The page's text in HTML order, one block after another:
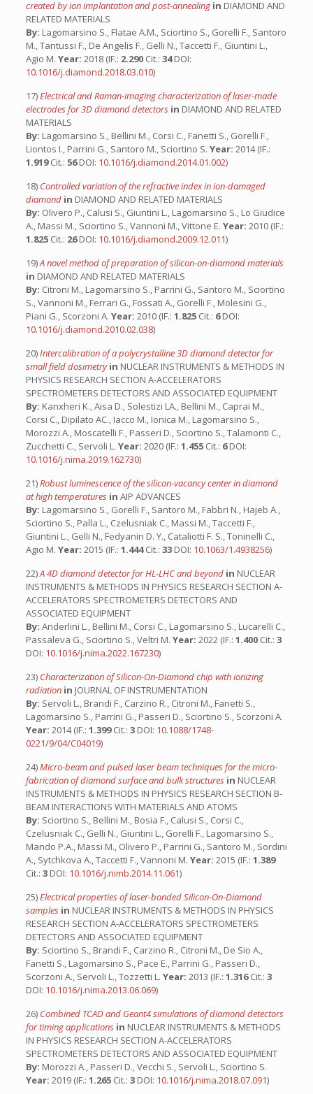
created by ion implantation and post-annealing in DIAMOND AND
RELATED MATERIALS
By: Lagomarsino S., Flatae A.M., Sciortino S., Gorelli F., Santoro
M., Tantussi F., De Angelis F., Gelli N., Taccetti F., Giuntini L.,
Agio M. Year: 2018 (IF.: 2.290 Cit.: 34DOI:
10.1016/j.diamond.2018.03.010)
17)Electrical and Raman-imaging characterization of laser-made
electrodes for 3D diamond detectors in DIAMOND AND RELATED
MATERIALS
By: Lagomarsino S., Bellini M., Corsi C., Fanetti S., Gorelli F.,
Liontos I., Parrini G., Santoro M., Sciortino S. Year: 2014 (IF.:
1.919Cit.: 56DOI: 10.1016/j.diamond.2014.01.002)
18) Controlled variation of the refractive index in ion-damaged
diamond in DIAMOND AND RELATED MATERIALS
By: Olivero P., Calusi S., Giuntini L., Lagomarsino S., Lo Giudice
A., Massi M., Sciortino S., Vannoni M., Vittone E. Year: 2010 (IF.:
1.825 Cit.: 26DOI: 10.1016/j.diamond.2009.12.011)
19)A novel method of preparation of silicon-on-diamond materials
in DIAMOND AND RELATED MATERIALS
By: Citroni M., Lagomarsino S., Parrini G., Santoro M., Sciortino
S., Vannoni M., Ferrari G., Fossati A., Gorelli F., Molesini G.,
Piani G., Scorzoni A. Year: 2010 (IF.: 1.825 Cit.: 6DOI:
10.1016/j.diamond.2010.02.038)
20)Intercalibration of a polycrystalline 3D diamond detector for
small field dosimetryin NUCLEAR INSTRUMENTS & METHODS IN
PHYSICS RESEARCH SECTION A-ACCELERATORS
SPECTROMETERS DETECTORS AND ASSOCIATED EQUIPMENT
By: Kanxheri K., Aisa D., Solestizi LA., Bellini M., Caprai M.,
Corsi C., Dipilato AC., Iacco M., Ionica M., Lagomarsino S.,
Morozzi A., Moscatelli F., Passeri D., Sciortino S., Talamonti C.,
Zucchetti C., Servoli L. Year: 2020 (IF.: 1.455 Cit.: 6DOI:
10.1016/j.nima.2019.162730)
21)Robust luminescence of the silicon-vacancy center in diamond
at high temperatures in AIP ADVANCES
By: Lagomarsino S., Gorelli F., Santoro M., Fabbri N., Hajeb A.,
Sciortino S., Palla L., Czelusniak C., Massi M., Taccetti F.,
Giuntini L., Gelli N., Fedyanin D. Y., Cataliotti F. S., Toninelli C.,
Agio M. Year: 2015 (IF.: 1.444Cit.: 33 DOI: 10.1063/1.4938256)
22)A 4D diamond detector for HL-LHC and beyond in NUCLEAR
INSTRUMENTS & METHODS IN PHYSICS RESEARCH SECTION A-
ACCELERATORS SPECTROMETERS DETECTORS AND
ASSOCIATED EQUIPMENT
By: Anderlini L., Bellini M., Corsi C., Lagomarsino S., Lucarelli C.,
Passaleva G., Sciortino S., Veltri M. Year: 2022 (IF.: 1.400 Cit.: 3
DOI: 10.1016/j.nima.2022.167230)
23) Characterization of Silicon-On-Diamond chip with ionizing
radiation in JOURNAL OF INSTRUMENTATION
By: Servoli L., Brandi F., Carzino R., Citroni M., Fanetti S.,
Lagomarsino S., Parrini G., Passeri D., Sciortino S., Scorzoni A.
Year: 2014 (IF.: 1.399Cit.: 3 DOI: 10.1088/1748-
0221/9/04/C04019)
24)Micro-beam and pulsed laser beam techniques for the micro-
fabrication of diamond surface and bulk structures in NUCLEAR
INSTRUMENTS & METHODS IN PHYSICS RESEARCH SECTION B-
BEAM INTERACTIONS WITH MATERIALS AND ATOMS
By: Sciortino S., Bellini M., Bosia F., Calusi S., Corsi C.,
Czelusniak C., Gelli N., Giuntini L., Gorelli F., Lagomarsino S.,
Mando P.A., Massi M., Olivero P., Parrini G., Santoro M., Sordini
A., Sytchkova A., Taccetti F., Vannoni M. Year: 2015 (IF.: 1.389
Cit.: 3 DOI: 10.1016/j.nimb.2014.11.061)
25)Electrical properties of laser-bonded Silicon-On-Diamond
samples in NUCLEAR INSTRUMENTS & METHODS IN PHYSICS
RESEARCH SECTION A-ACCELERATORS SPECTROMETERS
DETECTORS AND ASSOCIATED EQUIPMENT
By: Sciortino S., Brandi F., Carzino R., Citroni M., De Sio A.,
Fanetti S., Lagomarsino S., Pace E., Parrini G., Passeri D.,
Scorzoni A., Servoli L., Tozzetti L. Year: 2013 (IF.: 1.316Cit.: 3
DOI: 10.1016/j.nima.2013.06.069)
26) Combined TCAD and Geant4 simulations of diamond detectors
for timing applications in NUCLEAR INSTRUMENTS & METHODS
IN PHYSICS RESEARCH SECTION A-ACCELERATORS
SPECTROMETERS DETECTORS AND ASSOCIATED EQUIPMENT
By: Morozzi A., Passeri D., Vecchi S., Servoli L., Sciortino S.
Year: 2019 (IF.: 1.265 Cit.: 3 DOI: 10.1016/j.nima.2018.07.091)